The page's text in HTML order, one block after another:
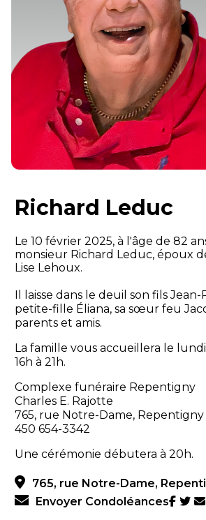
Richard Leduc
Le 10 février 2025, à l'âge de 82
monsieur Richard Leduc, époux
Lise Lehoux.
Il laisse dans le deuil son fils Jean-
petite-fille Éliana, sa sœur feu
parents et amis.
La famille vous accueillera le
16h à 21h.
Complexe funéraire Repentigny
Charles E. Rajotte
765, rue Notre-Dame, Repentigny
450 654-3342
Une cérémonie débutera à 20h.
765, rue Notre-Dame,
Envoyer Condoléances